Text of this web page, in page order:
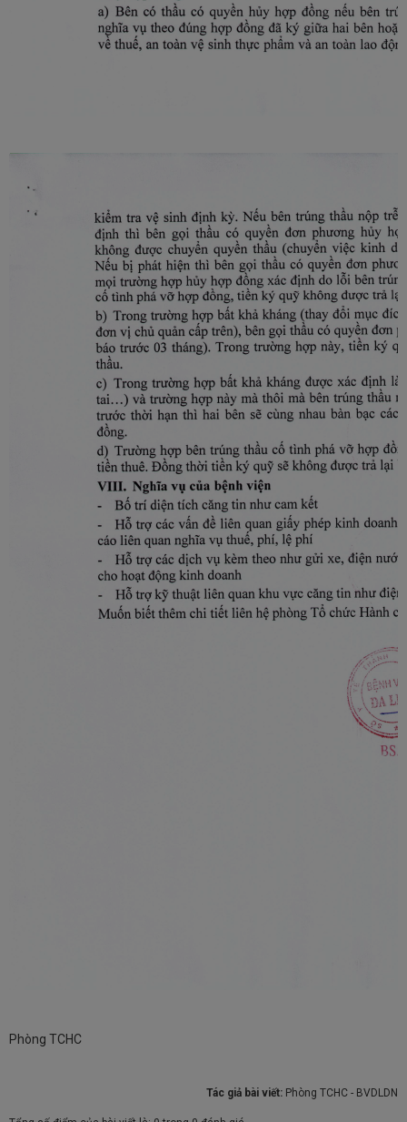
Phòng TCHC
Tác giả bài viết: Phòng TCHC - BVDLDN